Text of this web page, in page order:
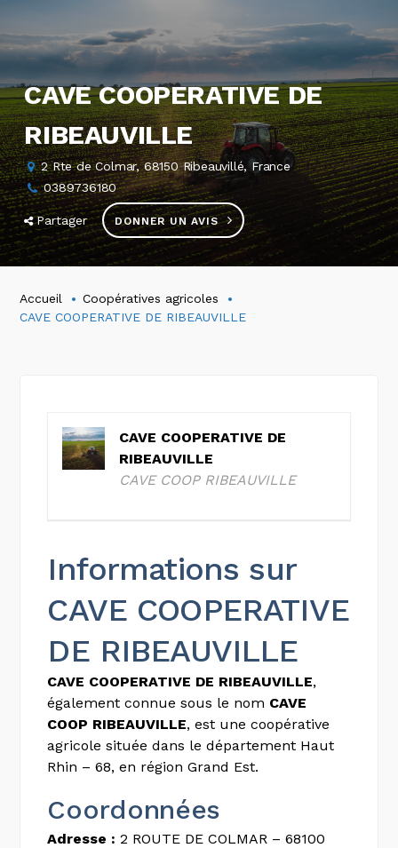
CAVE COOPERATIVE DE
RIBEAUVILLE
2 Rte de Colmar, 68150 Ribeauvillé, France
0389736180
Partager DONNER UN AVIS
Accueil
Coopératives agricoles
CAVE COOPERATIVE DE RIBEAUVILLE
CAVE COOPERATIVE DE
RIBEAUVILLE
CAVE COOP RIBEAUVILLE
Informations sur
CAVE COOPERATIVE
DE RIBEAUVILLE
CAVE COOPERATIVE DE RIBEAUVILLE,
également connue sous le nom CAVE
COOP RIBEAUVILLE, est une coopérative
agricole située dans le département Haut
Rhin – 68, en région Grand Est.
Coordonnées
Adresse : 2 ROUTE DE COLMAR – 68100